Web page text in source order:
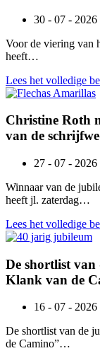
30 - 07 - 2026
Voor de viering van
heeft…
Lees het volledige
Christine Roth
van de
27 - 07 - 2026
Winnaar van de
heeft jl. zaterdag…
Lees het volledige
De shortlist
Klank van de
16 - 07 - 2026
De shortlist van de
de Camino”…